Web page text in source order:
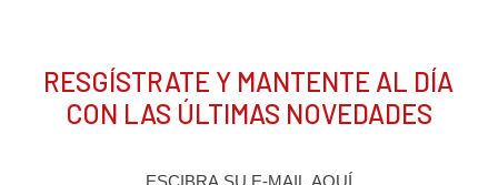
RESGÍSTRATE Y MANTENTE AL DÍA
CON LAS ÚLTIMAS NOVEDADES